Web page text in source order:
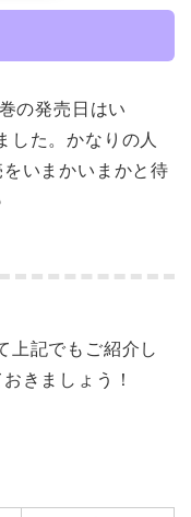
の発売日はい
した。かなりの人
いまかいまかと待
上記でもご紹介し
きましょう！